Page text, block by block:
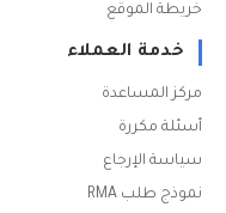
خريطة الموقع
خدمة العملاء
مركز المساعدة
أسئلة مكررة
سياسة الإرجاع
نموذج طلب RMA